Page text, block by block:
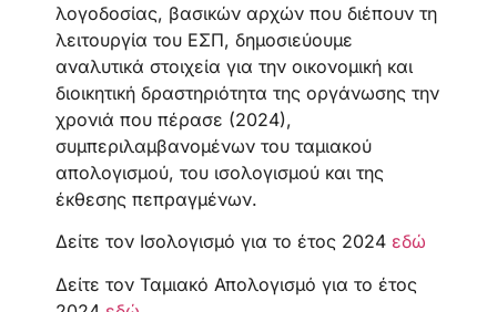
λογοδοσίας, βασικών αρχών που διέπουν τη
λειτουργία του ΕΣΠ, δημοσιεύουμε
αναλυτικά στοιχεία για την οικονομική και
διοικητική δραστηριότητα της οργάνωσης την
χρονιά που πέρασε (2024),
συμπεριλαμβανομένων του ταμιακού
απολογισμού, του ισολογισμού και της
έκθεσης πεπραγμένων.
Δείτε τον Ισολογισμό για το έτος 2024 εδώ
Δείτε τον Ταμιακό Απολογισμό για το έτος